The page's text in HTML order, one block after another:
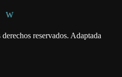
reservados. Adaptada